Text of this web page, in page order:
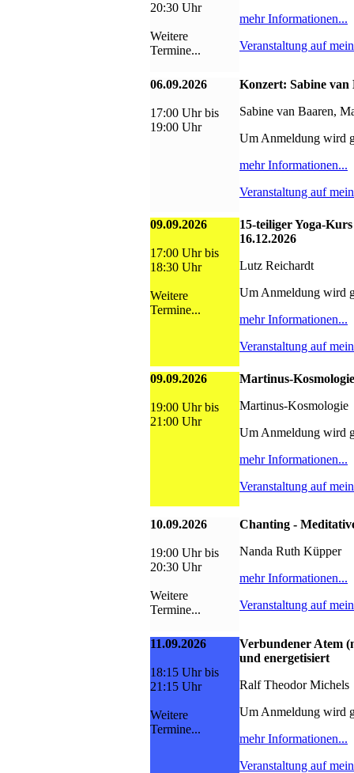
20:30 Uhr
Weitere
Termine...
mehr Informationen...
Veranstaltung auf
06.09.2026
17:00 Uhr bis
19:00 Uhr
Konzert: Sabine
Sabine van Baaren,
Um Anmeldung wird
mehr Informationen...
Veranstaltung auf
09.09.2026
17:00 Uhr bis
18:30 Uhr
Weitere
Termine...
15-teiliger Yoga-
16.12.2026
Lutz Reichardt
Um Anmeldung wird
mehr Informationen...
Veranstaltung auf
09.09.2026
19:00 Uhr bis
21:00 Uhr
Martinus-
Martinus-Kosmologie
Um Anmeldung wird
mehr Informationen...
Veranstaltung auf
10.09.2026
19:00 Uhr bis
20:30 Uhr
Weitere
Termine...
Chanting -
Nanda Ruth Küpper
mehr Informationen...
Veranstaltung auf
11.09.2026
18:15 Uhr bis
21:15 Uhr
Weitere
Termine...
Verbundener Atem
und energetisiert
Ralf Theodor Michels
Um Anmeldung wird
mehr Informationen...
Veranstaltung auf